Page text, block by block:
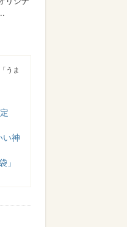
うま
い神
」